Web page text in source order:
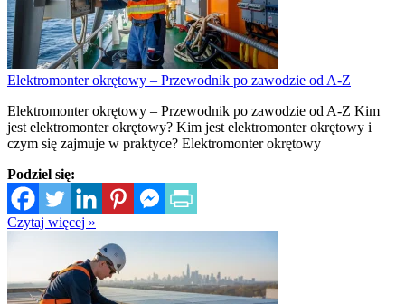
Elektromonter okrętowy – Przewodnik po zawodzie od A-Z
Elektromonter okrętowy – Przewodnik po zawodzie od A-Z Kim
jest elektromonter okrętowy? Kim jest elektromonter okrętowy i
czym się zajmuje w praktyce? Elektromonter okrętowy
Podziel się:
Czytaj więcej »